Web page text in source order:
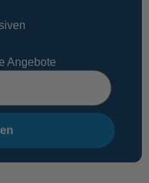
Angebote